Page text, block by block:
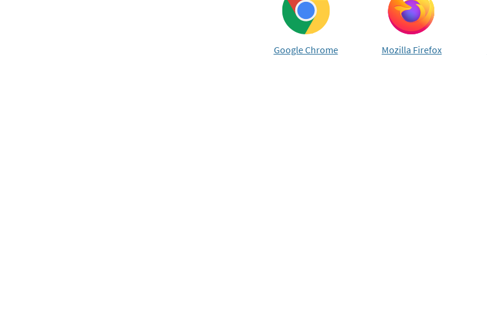
Google Chrome Mozilla Firefox